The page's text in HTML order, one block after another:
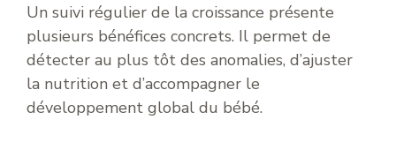
Un suivi régulier de la croissance présente
plusieurs bénéfices concrets. Il permet de
détecter au plus tôt des anomalies, d’ajuster
la nutrition et d’accompagner le
développement global du bébé.